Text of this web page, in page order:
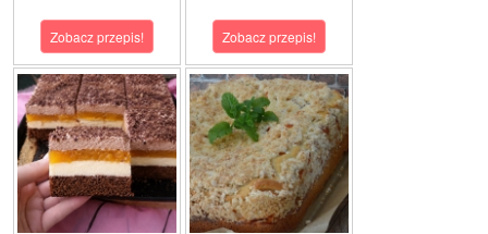
Zobacz przepis! Zobacz przepis!